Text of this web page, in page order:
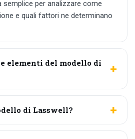
per analizzare come
e quali fattori ne determinano
elementi del modello di
di Lasswell?